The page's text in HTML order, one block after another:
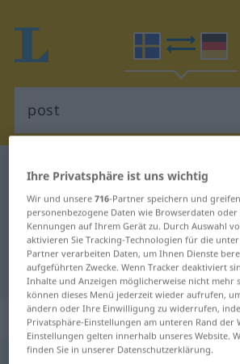
Schwedisch-Deutsch Wörterbuch
Schwedisch-Deutsch
für "post"
"post" Deutsch
„post“: Substantiv,
Ihre Privatsphäre ist uns wichtig
Wir und unsere716-Partner speichern und
personenbezogene Daten wie Browserdaten
Kennungen auf Ihrem Gerät zu. Durch Auswahl
aktivieren Sie Tracking-Technologien für die
Partner verarbeiten Daten, um Ihnen Dienste
aufgeführten Zwecke. Wenn Tracker deaktiviert
Inhalte und Anzeigen möglicherweise nicht mehr
können dieses Menü jederzeit wieder aufrufen,
ändern oder Ihre Einwilligung zu widerrufen,
Privatsphäre-Einstellungen am unteren Rand der
Einstellungen gelten innerhalb unseres Website.
finden Sie in unserer Datenschutzerklärung.